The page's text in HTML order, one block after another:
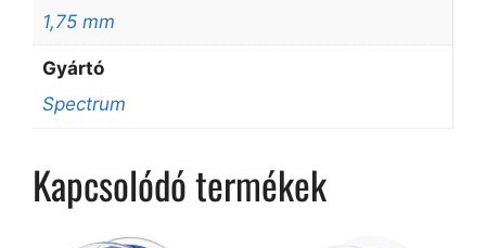
1,75 mm
Gyártó
Spectrum
Kapcsolódó termékek